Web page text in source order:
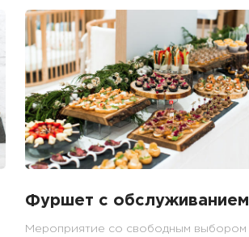
Фуршет с обслуживанием
Мероприятие со свободным выбором